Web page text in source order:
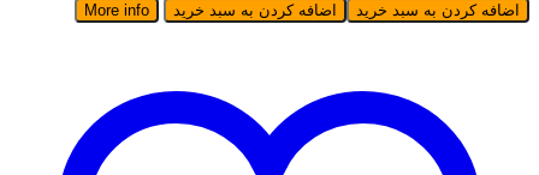
اضافه کردن به سبد خرید اضافه کردن به سبد خرید More info